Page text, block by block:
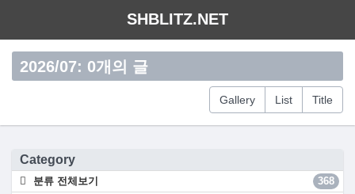
SHBLITZ.NET
2026/07: 0개의 글
Gallery List Title
Category
분류 전체보기
368